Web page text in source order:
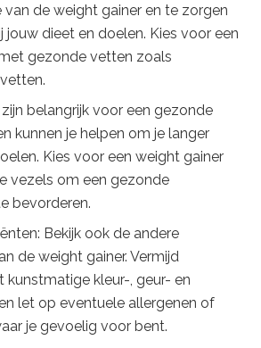
de weight gainer en te zorgen
jouw dieet en doelen. Kies voor een
gezonde vetten zoals
belangrijk voor een gezonde
kunnen je helpen om je langer
Kies voor een weight gainer
vezels om een gezonde
bevorderen.
Bekijk ook de andere
de weight gainer. Vermijd
kleur-, geur- en
let op eventuele allergenen of
je gevoelig voor bent.